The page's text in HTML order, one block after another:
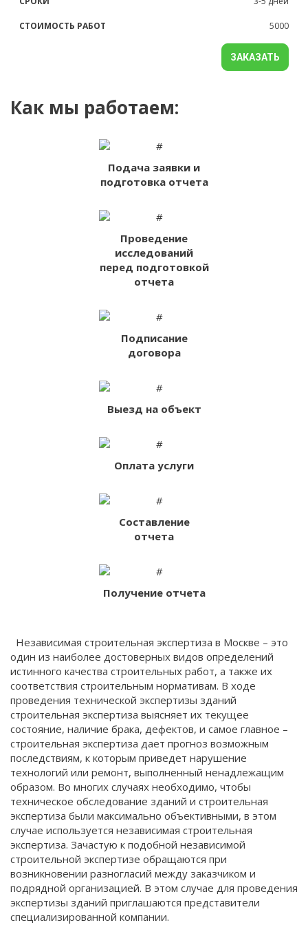
5000
ЗАКАЗАТЬ
Как мы работаем:
Подача заявки и
подготовка отчета
Проведение
исследований
перед подготовкой
отчета
Подписание
договора
Выезд на объект
Оплата услуги
Составление
отчета
Получение отчета
Независимая строительная экспертиза в Москве – это
один из наиболее достоверных видов определений
истинного качества строительных работ, а также их
соответствия строительным нормативам. В ходе
проведения технической экспертизы зданий
строительная экспертиза выясняет их текущее
состояние, наличие брака, дефектов, и самое главное –
строительная экспертиза дает прогноз возможным
последствиям, к которым приведет нарушение
технологий или ремонт, выполненный ненадлежащим
образом. Во многих случаях необходимо, чтобы
техническое обследование зданий и строительная
экспертиза были максимально объективными, в этом
случае используется независимая строительная
экспертиза. Зачастую к подобной независимой
строительной экспертизе обращаются при
возникновении разногласий между заказчиком и
подрядной организацией. В этом случае для проведения
экспертизы зданий приглашаются представители
специализированной компании.